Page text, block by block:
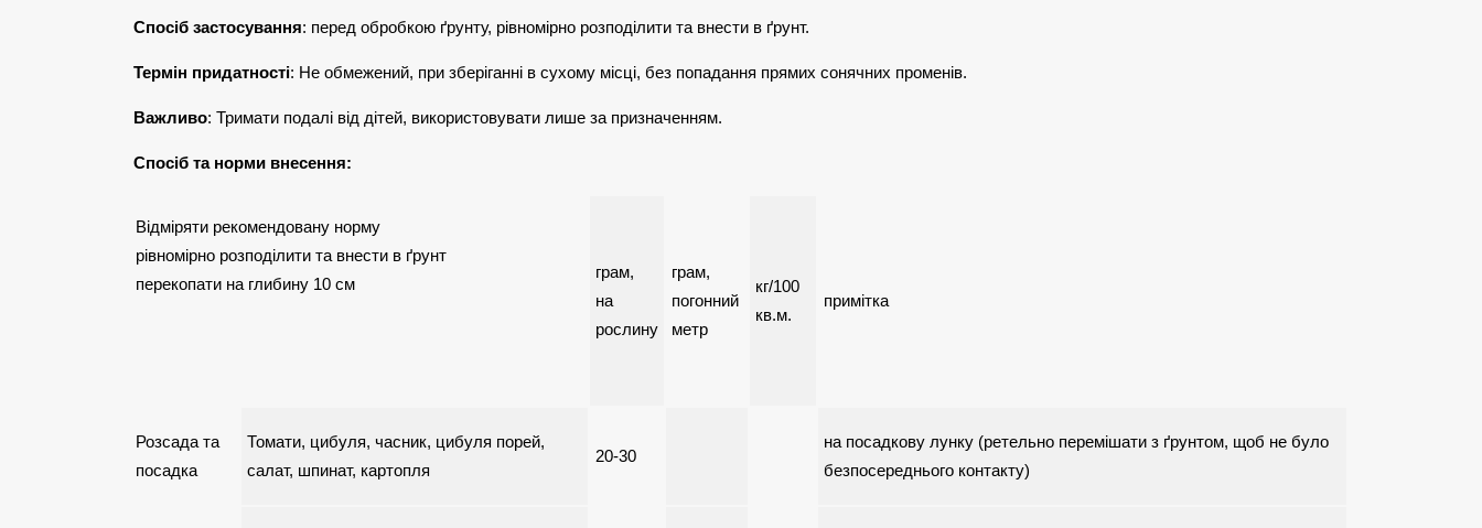
Спосіб застосування: перед обробкою ґрунту, рівномірно розподілити та внести в ґрунт.
Термін придатності: Не обмежений, при зберіганні в сухому місці, без попадання прямих сонячних променів.
Важливо: Тримати подалі від дітей, використовувати лише за призначенням.
Спосіб та норми внесення:
Відміряти рекомендовану норму
рівномірно розподілити та внести в ґрунт
перекопати на глибину 10 см
грам,
на
рослину
грам,
погонний
метр
кг/100
кв.м.
примітка
Розсада та
посадка
Томати, цибуля, часник, цибуля порей,
салат, шпинат, картопля
20-30
на посадкову лунку (ретельно перемішати з ґрунтом, щоб не було
безпосереднього контакту)